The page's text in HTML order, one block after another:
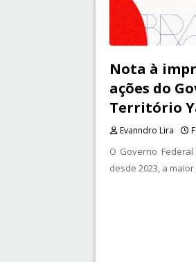
Nota à
ações do
Território
Evanndro Lira
O Governo
desde 2023, a